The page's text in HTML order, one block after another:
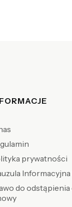
w stopce
prywatności
do odstąpienia